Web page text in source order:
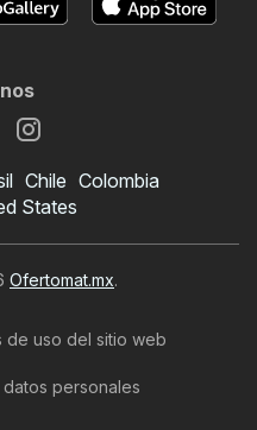
Chile Colombia
States
Ofertomat.mx.
de uso del sitio web
personales